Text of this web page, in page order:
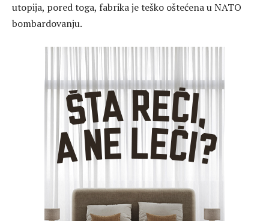
utopija, pored toga, fabrika je teško oštećena u NATO
bombardovanju.